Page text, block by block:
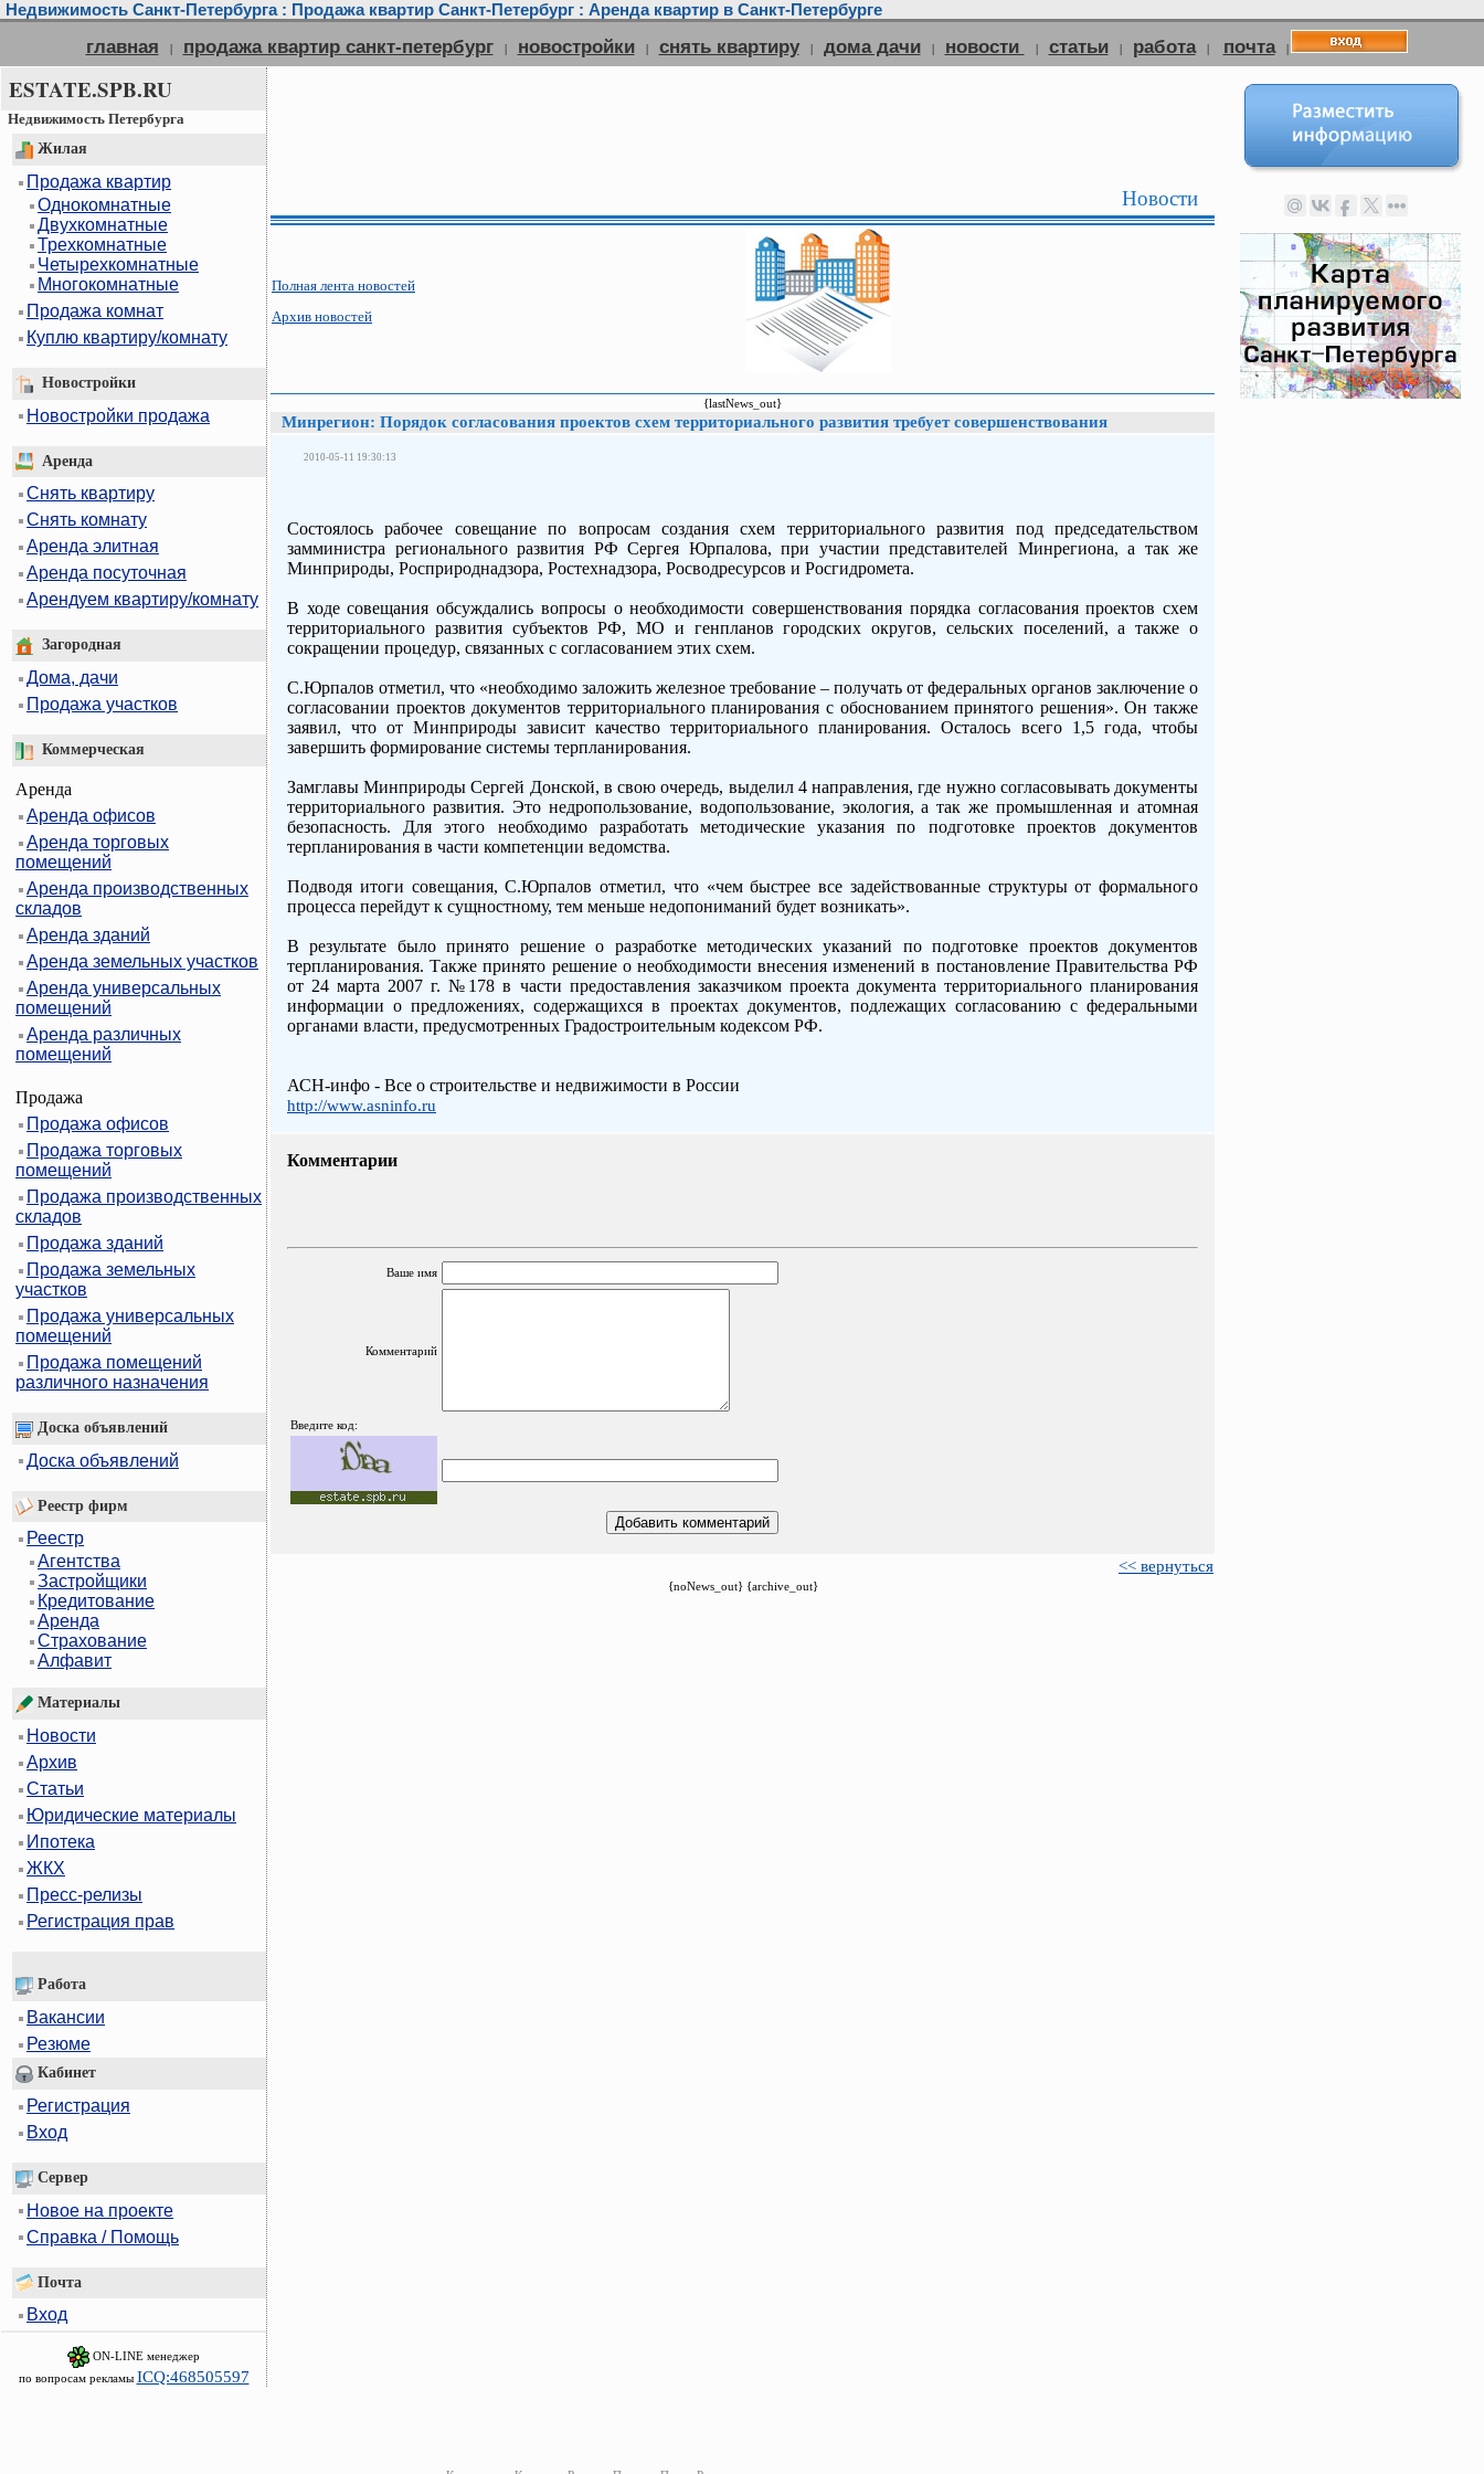
Недвижимость Санкт-Петербурга : Продажа квартир Санкт-Петербург : Аренда квартир в Санкт-Петербурге
главная | продажа квартир санкт-петербург | новостройки | снять квартиру | дома дачи | новости | статьи | работа | почта |
ESTATE.SPB.RU
Недвижимость Петербурга
Жилая
Продажа квартир
Однокомнатные
Двухкомнатные
Трехкомнатные
Четырехкомнатные
Многокомнатные
Продажа комнат
Куплю квартиру/комнату
Новостройки
Новостройки продажа
Аренда
Снять квартиру
Снять комнату
Аренда элитная
Аренда посуточная
Арендуем квартиру/комнату
Загородная
Дома, дачи
Продажа участков
Коммерческая
Аренда
Аренда офисов
Аренда торговых
помещений
Аренда производственных
складов
Аренда зданий
Аренда земельных участков
Аренда универсальных
помещений
Аренда различных
помещений
Продажа
Продажа офисов
Продажа торговых
помещений
Продажа производственных
складов
Продажа зданий
Продажа земельных
участков
Продажа универсальных
помещений
Продажа помещений
различного назначения
Доска объявлений
Доска объявлений
Реестр фирм
Реестр
Агентства
Застройщики
Кредитование
Аренда
Страхование
Алфавит
Материалы
Новости
Архив
Статьи
Юридические материалы
Ипотека
ЖКХ
Пресс-релизы
Регистрация прав
Работа
Вакансии
Резюме
Кабинет
Регистрация
Вход
Сервер
Новое на проекте
Справка / Помощь
Почта
Вход
ON-LINE менеджер
по вопросам рекламы ICQ:468505597
Новости
Полная лента новостей
Архив новостей
{lastNews_out}
Минрегион: Порядок согласования проектов схем территориального развития требует совершенствования
2010-05-11 19:30:13
Состоялось рабочее совещание по вопросам создания схем территориального развития под председательством
замминистра регионального развития РФ Сергея Юрпалова, при участии представителей Минрегиона, а так же
Минприроды, Росприроднадзора, Ростехнадзора, Росводресурсов и Росгидромета.
В ходе совещания обсуждались вопросы о необходимости совершенствования порядка согласования проектов схем
территориального развития субъектов РФ, МО и генпланов городских округов, сельских поселений, а также о
сокращении процедур, связанных с согласованием этих схем.
С.Юрпалов отметил, что «необходимо заложить железное требование – получать от федеральных органов заключение о
согласовании проектов документов территориального планирования с обоснованием принятого решения». Он также
заявил, что от Минприроды зависит качество территориального планирования. Осталось всего 1,5 года, чтобы
завершить формирование системы терпланирования.
Замглавы Минприроды Сергей Донской, в свою очередь, выделил 4 направления, где нужно согласовывать документы
территориального развития. Это недропользование, водопользование, экология, а так же промышленная и атомная
безопасность. Для этого необходимо разработать методические указания по подготовке проектов документов
терпланирования в части компетенции ведомства.
Подводя итоги совещания, С.Юрпалов отметил, что «чем быстрее все задействованные структуры от формального
процесса перейдут к сущностному, тем меньше недопониманий будет возникать».
В результате было принято решение о разработке методических указаний по подготовке проектов документов
терпланирования. Также принято решение о необходимости внесения изменений в постановление Правительства РФ
от 24 марта 2007 г. №178 в части предоставления заказчиком проекта документа территориального планирования
информации о предложениях, содержащихся в проектах документов, подлежащих согласованию с федеральными
органами власти, предусмотренных Градостроительным кодексом РФ.
АСН-инфо - Все о строительстве и недвижимости в России
http://www.asninfo.ru
Комментарии
Ваше имя
Комментарий
Введите код:
<< вернуться
{noNews_out} {archive_out}